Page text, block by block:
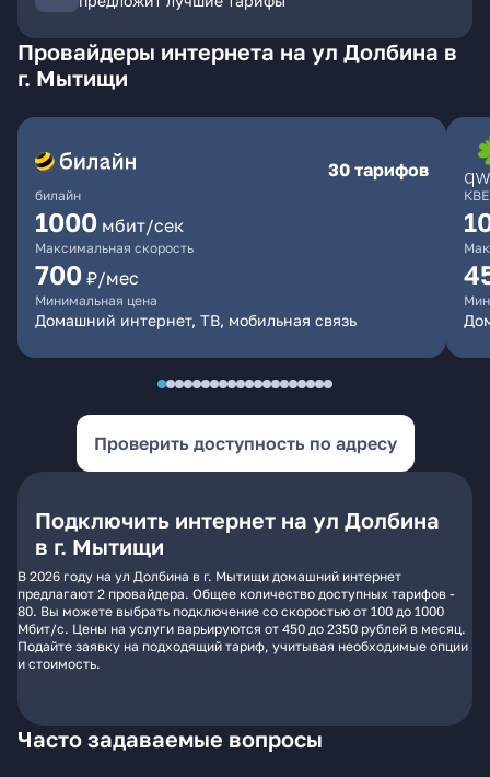
Провайдеры интернета на ул Долбина в
г. Мытищи
билайн
30 тарифов
1000 мбит/сек
Максимальная скорость
700 ₽/мес
Минимальная цена
Домашний интернет, ТВ, мобильная связь
Проверить доступность по адресу
Подключить интернет на ул Долбина
в г. Мытищи
В 2026 году на ул Долбина в г. Мытищи домашний интернет
предлагают 2 провайдера. Общее количество доступных тарифов -
80. Вы можете выбрать подключение со скоростью от 100 до 1000
Мбит/с. Цены на услуги варьируются от 450 до 2350 рублей в месяц.
Подайте заявку на подходящий тариф, учитывая необходимые опции
и стоимость.
Часто задаваемые вопросы